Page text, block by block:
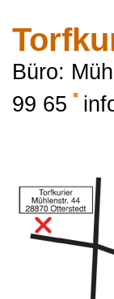
Büro:
99 65